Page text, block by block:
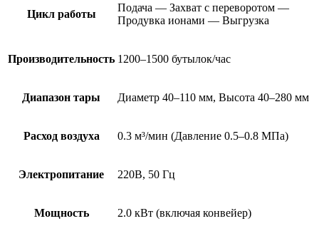
Цикл работы
Подача — Захват с переворотом —
Продувка ионами — Выгрузка
Производительность 1200–1500 бутылок/час
Диапазон тары Диаметр 40–110 мм, Высота 40–280 мм
Расход воздуха 0.3 м³/мин (Давление 0.5–0.8 МПа)
Электропитание 220В, 50 Гц
Мощность 2.0 кВт (включая конвейер)